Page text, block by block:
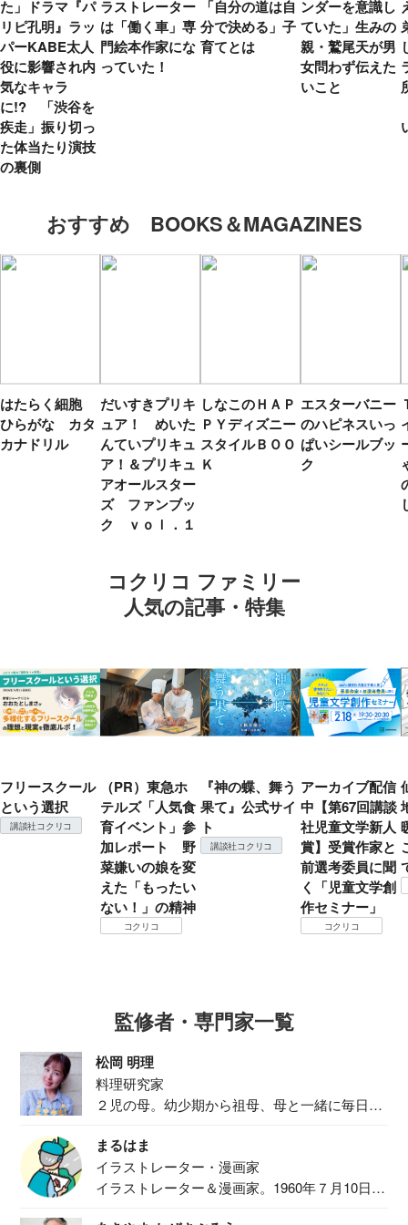
た」ドラマ『パ
リピ孔明』ラッ
パーKABE太人
役に影響され内
気なキャラ
に!? 「渋谷を
疾走」振り切っ
た体当たり演技
の裏側
ラストレーター
は「働く車」専
門絵本作家にな
っていた！
「自分の道は自
分で決める」子
育てとは
ンダーを意識し
ていた」生みの
親・鷲尾天が男
女問わず伝えた
いこと
おすすめ BOOKS＆MAGAZINES
はたらく細胞
ひらがな カタ
カナドリル
だいすきプリキ
ュア！ めいた
んていプリキュ
ア！＆プリキュ
アオールスター
ズ ファンブッ
ク ｖｏｌ．１
しなこのＨＡＰ
ＰＹディズニー
スタイルＢＯＯ
Ｋ
エスターバニー
のハピネスいっ
ぱいシールブッ
ク
コクリコ ファミリー
人気の記事・特集
フリースクール
という選択
講談社コクリコ
（PR）東急ホ
テルズ「人気食
育イベント」参
加レポート 野
菜嫌いの娘を変
えた「もったい
ない！」の精神
コクリコ
『神の蝶、舞う
果て』公式サイ
ト
講談社コクリコ
アーカイブ配信
中【第67回講談
社児童文学新人
賞】受賞作家と
前選考委員に聞
く「児童文学創
作セミナー」
コクリコ
監修者・専門家一覧
松岡 明理
料理研究家
２児の母。幼少期から祖母、母と一緒に毎日の
まるはま
イラストレーター・漫画家
イラストレーター＆漫画家。1960年７月10日生